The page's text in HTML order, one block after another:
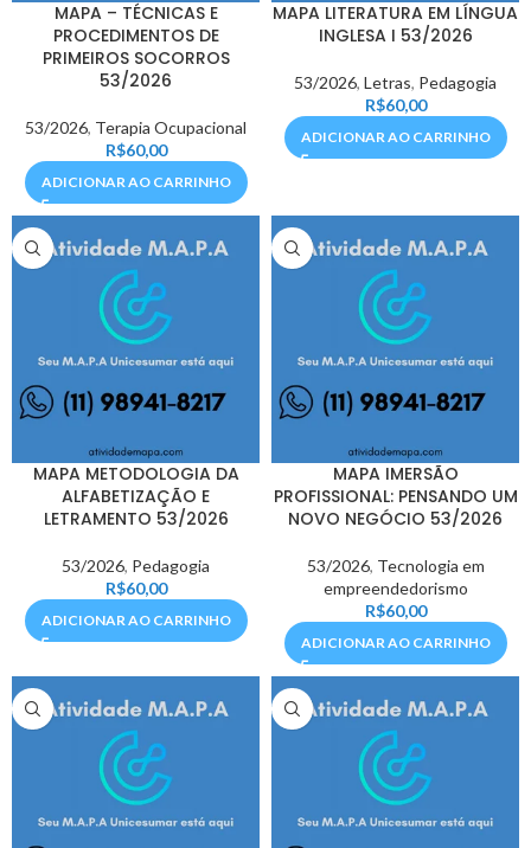
MAPA – TÉCNICAS E
PROCEDIMENTOS DE
PRIMEIROS SOCORROS
53/2026
53/2026, Terapia Ocupacional
R$60,00
ADICIONAR AO CARRINHO
MAPA LITERATURA EM LÍNGUA
INGLESA I 53/2026
53/2026, Letras, Pedagogia
R$60,00
ADICIONAR AO CARRINHO
MAPA METODOLOGIA DA
ALFABETIZAÇÃO E
LETRAMENTO 53/2026
53/2026, Pedagogia
R$60,00
ADICIONAR AO CARRINHO
MAPA IMERSÃO
PROFISSIONAL: PENSANDO UM
NOVO NEGÓCIO 53/2026
53/2026, Tecnologia em
empreendedorismo
R$60,00
ADICIONAR AO CARRINHO